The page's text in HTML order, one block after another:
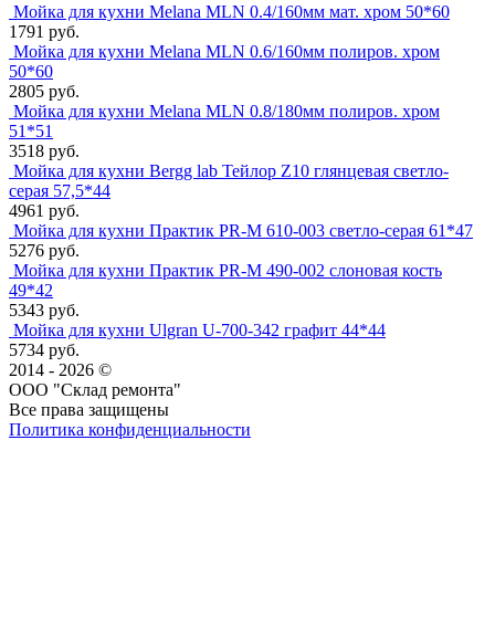
Мойка для кухни Melana MLN 0.4/160мм мат. хром 50*60
1791 руб.
Мойка для кухни Melana MLN 0.6/160мм полиров. хром
50*60
2805 руб.
Мойка для кухни Melana MLN 0.8/180мм полиров. хром
51*51
3518 руб.
Мойка для кухни Bergg lab Тейлор Z10 глянцевая светло-
серая 57,5*44
4961 руб.
Мойка для кухни Практик PR-M 610-003 светло-серая 61*47
5276 руб.
Мойка для кухни Практик PR-M 490-002 слоновая кость
49*42
5343 руб.
Мойка для кухни Ulgran U-700-342 графит 44*44
5734 руб.
2014 - 2026 ©
ООО "Склад ремонта"
Все права защищены
Политика конфиденциальности